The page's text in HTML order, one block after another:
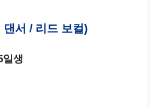
서 / 리드 보컬)
일생